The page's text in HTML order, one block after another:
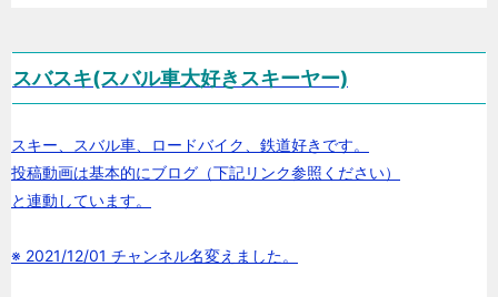
スバスキ(スバル車大好きスキーヤー)
スキー、スバル車、ロードバイク、鉄道好きです。
投稿動画は基本的にブログ（下記リンク参照ください）
と連動しています。
※ 2021/12/01 チャンネル名変えました。